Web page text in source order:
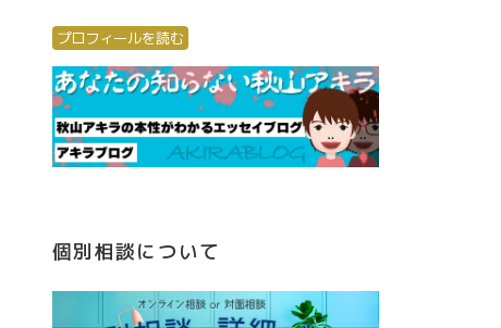
プロフィールを読む
個別相談について